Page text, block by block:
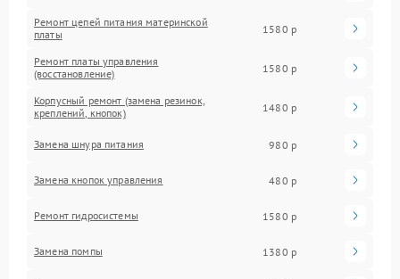
Ремонт цепей питания материнской
платы
1580 р
Ремонт платы управления
(восстановление)
1580 р
Корпусный ремонт (замена резинок,
креплений, кнопок)
1480 р
Замена шнура питания 980 р
Замена кнопок управления 480 р
Ремонт гидросистемы 1580 р
Замена помпы 1380 р